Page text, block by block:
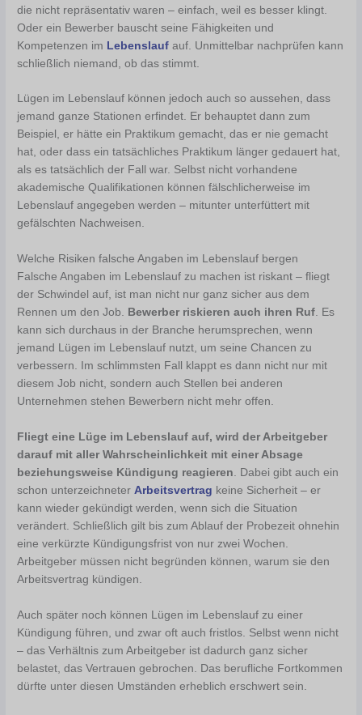
die nicht repräsentativ waren – einfach, weil es besser klingt.
Oder ein Bewerber bauscht seine Fähigkeiten und
Kompetenzen im Lebenslauf auf. Unmittelbar nachprüfen kann
schließlich niemand, ob das stimmt.
Lügen im Lebenslauf können jedoch auch so aussehen, dass
jemand ganze Stationen erfindet. Er behauptet dann zum
Beispiel, er hätte ein Praktikum gemacht, das er nie gemacht
hat, oder dass ein tatsächliches Praktikum länger gedauert hat,
als es tatsächlich der Fall war. Selbst nicht vorhandene
akademische Qualifikationen können fälschlicherweise im
Lebenslauf angegeben werden – mitunter unterfüttert mit
gefälschten Nachweisen.
Welche Risiken falsche Angaben im Lebenslauf bergen
Falsche Angaben im Lebenslauf zu machen ist riskant – fliegt
der Schwindel auf, ist man nicht nur ganz sicher aus dem
Rennen um den Job. Bewerber riskieren auch ihren Ruf. Es
kann sich durchaus in der Branche herumsprechen, wenn
jemand Lügen im Lebenslauf nutzt, um seine Chancen zu
verbessern. Im schlimmsten Fall klappt es dann nicht nur mit
diesem Job nicht, sondern auch Stellen bei anderen
Unternehmen stehen Bewerbern nicht mehr offen.
Fliegt eine Lüge im Lebenslauf auf, wird der Arbeitgeber
darauf mit aller Wahrscheinlichkeit mit einer Absage
beziehungsweise Kündigung reagieren. Dabei gibt auch ein
schon unterzeichneterArbeitsvertrag keine Sicherheit – er
kann wieder gekündigt werden, wenn sich die Situation
verändert. Schließlich gilt bis zum Ablauf der Probezeit ohnehin
eine verkürzte Kündigungsfrist von nur zwei Wochen.
Arbeitgeber müssen nicht begründen können, warum sie den
Arbeitsvertrag kündigen.
Auch später noch können Lügen im Lebenslauf zu einer
Kündigung führen, und zwar oft auch fristlos. Selbst wenn nicht
– das Verhältnis zum Arbeitgeber ist dadurch ganz sicher
belastet, das Vertrauen gebrochen. Das berufliche Fortkommen
dürfte unter diesen Umständen erheblich erschwert sein.